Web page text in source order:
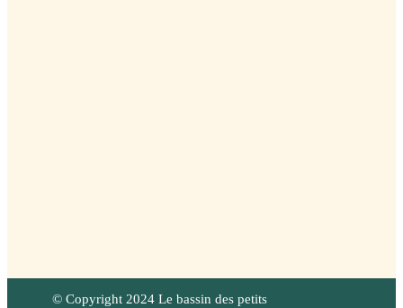
© Copyright 2024 Le bassin des petits